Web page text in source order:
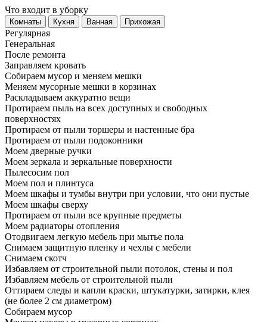
Что входит в уборку
Регу­лярная
Гене­ральная
После ремонта
Заправляем кровать
Собираем мусор и меняем мешки
Меняем мусорные мешки в корзинах
Раскладываем аккуратно вещи
Протираем пыль на всех доступных и свободных
поверхностях
Протираем от пыли торшеры и настенные бра
Протираем от пыли подоконники
Моем дверные ручки
Моем зеркала и зеркальные поверхности
Пылесосим пол
Моем пол и плинтуса
Моем шкафы и тумбы внутри при условии, что они пустые
Моем шкафы сверху
Протираем от пыли все крупные предметы
Моем радиаторы отопления
Отодвигаем легкую мебель при мытье пола
Снимаем защитную пленку и чехлы с мебели
Снимаем скотч
Избавляем от строительной пыли потолок, стены и пол
Избавляем мебель от строительной пыли
Оттираем следы и капли краски, штукатурки, затирки, клея
(не более 2 см диаметром)
Собираем мусор